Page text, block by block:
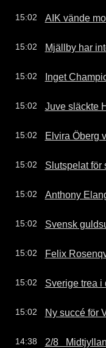
15:02 AIK vände
15:02 Mjällby har
15:02 Inget
15:02 Juve släckte
15:02 Elvira Öberg
15:02 Slutspelat för
15:02 Anthony
15:02 Svensk
15:02 Felix
15:02 Sverige trea i
15:02 Ny succé för
14:38 2/8